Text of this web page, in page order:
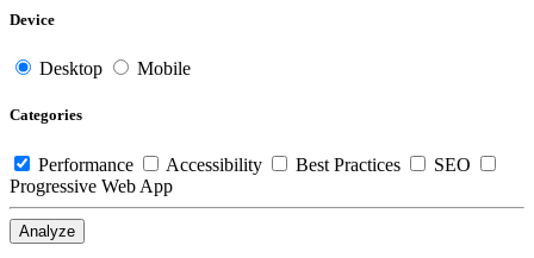
Device
Desktop Mobile
Categories
Performance Accessibility Best Practices
SEO
Progressive Web App
Analyze